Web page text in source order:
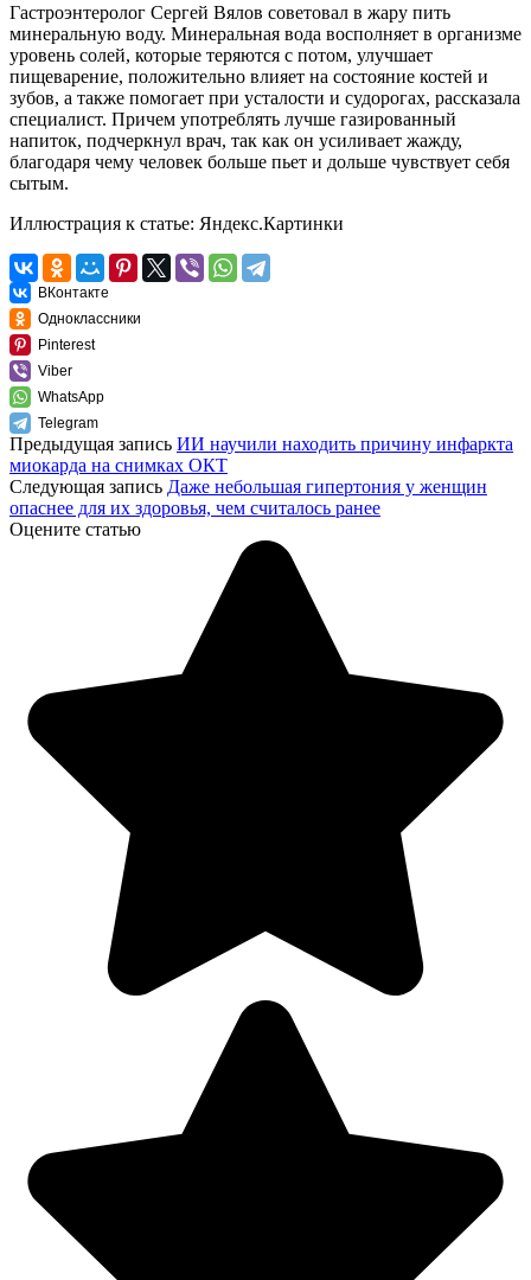
Гастроэнтеролог Сергей Вялов советовал в жару пить
минеральную воду. Минеральная вода восполняет в организме
уровень солей, которые теряются с потом, улучшает
пищеварение, положительно влияет на состояние костей и
зубов, а также помогает при усталости и судорогах, рассказала
специалист. Причем употреблять лучше газированный
напиток, подчеркнул врач, так как он усиливает жажду,
благодаря чему человек больше пьет и дольше чувствует себя
сытым.
Иллюстрация к статье: Яндекс.Картинки
ВКонтакте
Одноклассники
Pinterest
Viber
WhatsApp
Telegram
Предыдущая запись ИИ научили находить причину инфаркта
миокарда на снимках ОКТ
Следующая запись Даже небольшая гипертония у женщин
опаснее для их здоровья, чем считалось ранее
Оцените статью